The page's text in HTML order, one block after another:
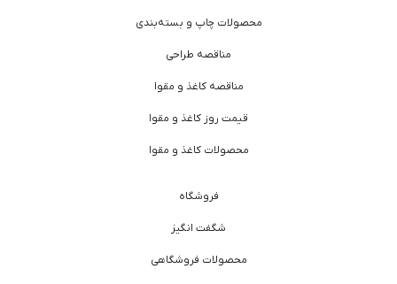
محصولات چاپ و بسته‌بندی
مناقصه طراحی
مناقصه کاغذ و مقوا
قیمت روز کاغذ و مقوا
محصولات کاغذ و مقوا
فروشگاه
شگفت انگیز
محصولات فروشگاهی